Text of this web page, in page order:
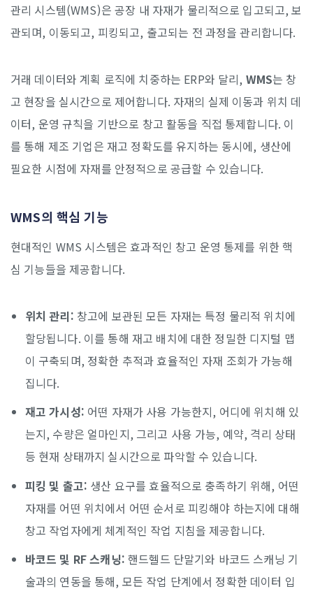
관리 시스템(WMS)은 공장 내 자재가 물리적으로 입고되고, 보
관되며, 이동되고, 피킹되고, 출고되는 전 과정을 관리합니다.
거래 데이터와 계획 로직에 치중하는 ERP와 달리, WMS는 창
고 현장을 실시간으로 제어합니다. 자재의 실제 이동과 위치 데
이터, 운영 규칙을 기반으로 창고 활동을 직접 통제합니다. 이
를 통해 제조 기업은 재고 정확도를 유지하는 동시에, 생산에
필요한 시점에 자재를 안정적으로 공급할 수 있습니다.
WMS의 핵심 기능
현대적인 WMS 시스템은 효과적인 창고 운영 통제를 위한 핵
심 기능들을 제공합니다.
위치 관리: 창고에 보관된 모든 자재는 특정 물리적 위치에
할당됩니다. 이를 통해 재고 배치에 대한 정밀한 디지털 맵
이 구축되며, 정확한 추적과 효율적인 자재 조회가 가능해
집니다.
재고 가시성: 어떤 자재가 사용 가능한지, 어디에 위치해 있
는지, 수량은 얼마인지, 그리고 사용 가능, 예약, 격리 상태
등 현재 상태까지 실시간으로 파악할 수 있습니다.
피킹 및 출고: 생산 요구를 효율적으로 충족하기 위해, 어떤
자재를 어떤 위치에서 어떤 순서로 피킹해야 하는지에 대해
창고 작업자에게 체계적인 작업 지침을 제공합니다.
바코드 및 RF 스캐닝: 핸드헬드 단말기와 바코드 스캐닝 기
술과의 연동을 통해, 모든 작업 단계에서 정확한 데이터 입